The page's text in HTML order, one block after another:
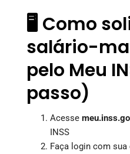
🖥️ Como
salário-
pelo Meu
passo)
Acesse
INSS
Faça login com sua